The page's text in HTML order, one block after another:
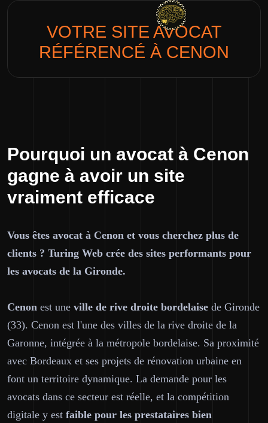
VOTRE SITE AVOCAT
RÉFÉRENCÉ À CENON
Pourquoi un avocat à Cenon
gagne à avoir un site
vraiment efficace
Vous êtes avocat à Cenon et vous cherchez plus de
clients ? Turing Web crée des sites performants pour
les avocats de la Gironde.
Cenon est une ville de rive droite bordelaise de Gironde
(33). Cenon est l'une des villes de la rive droite de la
Garonne, intégrée à la métropole bordelaise. Sa proximité
avec Bordeaux et ses projets de rénovation urbaine en
font un territoire dynamique. La demande pour les
avocats dans ce secteur est réelle, et la compétition
digitale y est faible pour les prestataires bien